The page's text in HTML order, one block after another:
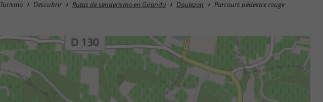
Turismo Descubrir Rutas de senderismo en Gironda Doulezon Parcours pédestre rouge